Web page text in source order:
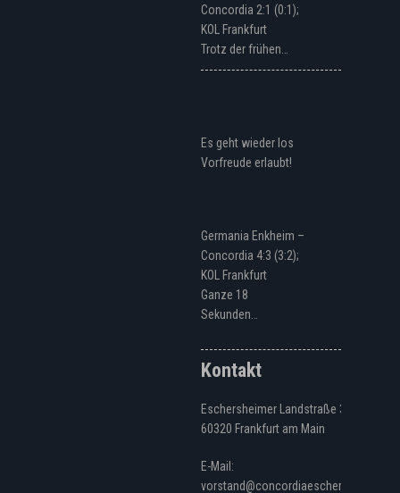
Concordia 2:1 (0:1);
KOL Frankfurt
Trotz der frühen…
Es geht wieder los
Vorfreude erlaubt!
Germania Enkheim –
Concordia 4:3 (3:2);
KOL Frankfurt
Ganze 18
Sekunden…
Kontakt
Eschersheimer Landstraße 328
60320 Frankfurt am Main
E-Mail:
vorstand@concordiaeschersheim.de